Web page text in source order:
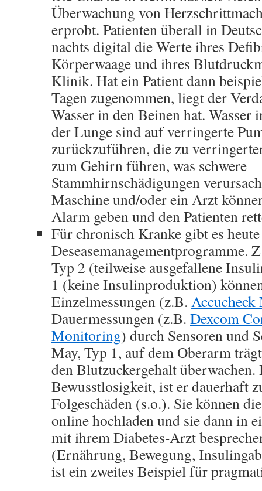
Überwachung von
erprobt. Patienten überall in
nachts digital die Werte ihres
Körperwaage und ihres
Klinik. Hat ein Patient dann
Tagen zugenommen, liegt der
Wasser in den Beinen hat. Wasser
der Lunge sind auf verringerte
zurückzuführen, die zu
zum Gehirn führen, was schwere
Stammhirnschädigungen
Maschine und/oder ein Arzt
Alarm geben und den Patienten
Für chronisch Kranke gibt es heute
Deseasemanagementprogramme.
Typ 2 (teilweise ausgefallene
1 (keine Insulinproduktion)
Einzelmessungen (z.B.
Dauermessungen (z.B. Dexcom
Monitoring) durch Sensoren und
May, Typ 1, auf dem Oberarm
den Blutzuckergehalt
Bewusstlosigkeit, ist er dauerhaft
Folgeschäden (s.o.). Sie können
online hochladen und sie dann in
mit ihrem Diabetes-Arzt
(Ernährung, Bewegung,
ist ein zweites Beispiel für